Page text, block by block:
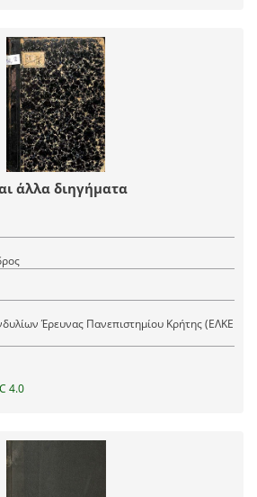
άλλα διηγήματα
Έρευνας Πανεπιστημίου Κρήτης (ΕΛΚΕ
4.0